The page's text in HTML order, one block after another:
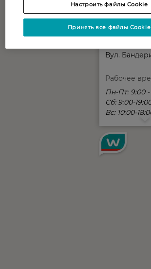
Настроить файлы Cookie
Принять все файлы Cookie